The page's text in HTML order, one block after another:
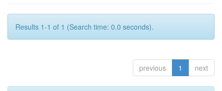
Results 1-1 of 1 (Search time: 0.0 seconds).
previous 1 next